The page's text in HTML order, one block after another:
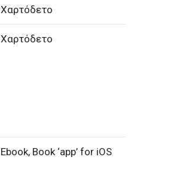
Χαρτόδετο
Χαρτόδετο
Ebook, Book ‘app’ for iOS